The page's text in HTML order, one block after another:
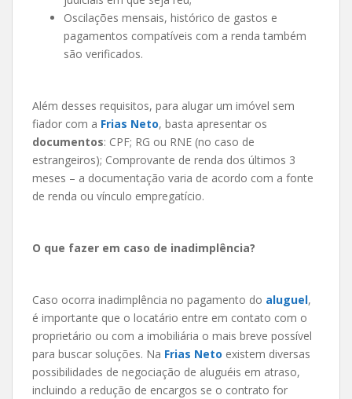
Oscilações mensais, histórico de gastos e
pagamentos compatíveis com a renda também
são verificados.
Além desses requisitos, para alugar um imóvel sem
fiador com a Frias Neto, basta apresentar os
documentos: CPF; RG ou RNE (no caso de
estrangeiros); Comprovante de renda dos últimos 3
meses – a documentação varia de acordo com a fonte
de renda ou vínculo empregatício.
O que fazer em caso de inadimplência?
Caso ocorra inadimplência no pagamento do aluguel,
é importante que o locatário entre em contato com o
proprietário ou com a imobiliária o mais breve possível
para buscar soluções. Na Frias Neto existem diversas
possibilidades de negociação de aluguéis em atraso,
incluindo a redução de encargos se o contrato for